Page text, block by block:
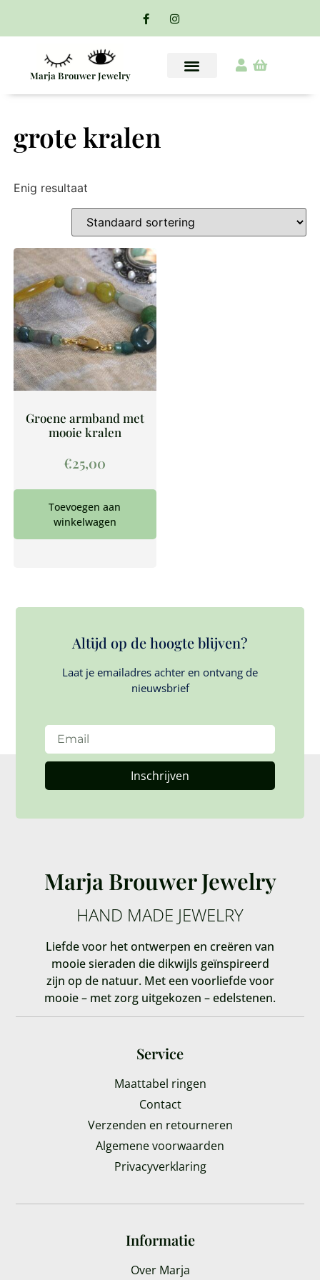
Marja Brouwer Jewelry
grote kralen
Enig resultaat
Groene armband met
mooie kralen
€25,00
Toevoegen aan
winkelwagen
Altijd op de hoogte blijven?
Laat je emailadres achter en ontvang de
nieuwsbrief
Inschrijven
Marja Brouwer Jewelry
HAND MADE JEWELRY
Liefde voor het ontwerpen en creëren van
mooie sieraden die dikwijls geïnspireerd
zijn op de natuur. Met een voorliefde voor
mooie – met zorg uitgekozen – edelstenen.
Service
Maattabel ringen
Contact
Verzenden en retourneren
Algemene voorwaarden
Privacyverklaring
Informatie
Over Marja